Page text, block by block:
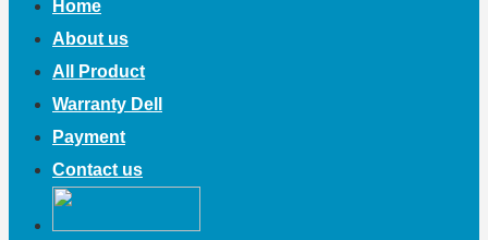
Home
About us
All Product
Warranty Dell
Payment
Contact us